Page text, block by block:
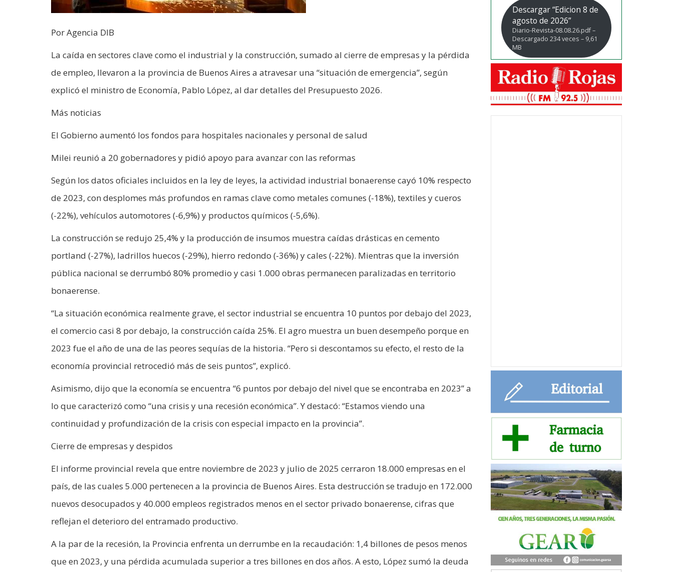
Por Agencia DIB
La caída en sectores clave como el industrial y la construcción, sumado al cierre de empresas y la pérdida
de empleo, llevaron a la provincia de Buenos Aires a atravesar una “situación de emergencia”, según
explicó el ministro de Economía, Pablo López, al dar detalles del Presupuesto 2026.
Más noticias
El Gobierno aumentó los fondos para hospitales nacionales y personal de salud
Milei reunió a 20 gobernadores y pidió apoyo para avanzar con las reformas
Según los datos oficiales incluidos en la ley de leyes, la actividad industrial bonaerense cayó 10% respecto
de 2023, con desplomes más profundos en ramas clave como metales comunes (-18%), textiles y cueros
(-22%), vehículos automotores (-6,9%) y productos químicos (-5,6%).
La construcción se redujo 25,4% y la producción de insumos muestra caídas drásticas en cemento
portland (-27%), ladrillos huecos (-29%), hierro redondo (-36%) y cales (-22%). Mientras que la inversión
pública nacional se derrumbó 80% promedio y casi 1.000 obras permanecen paralizadas en territorio
bonaerense.
“La situación económica realmente grave, el sector industrial se encuentra 10 puntos por debajo del 2023,
el comercio casi 8 por debajo, la construcción caída 25%. El agro muestra un buen desempeño porque en
2023 fue el año de una de las peores sequías de la historia. “Pero si descontamos su efecto, el resto de la
economía provincial retrocedió más de seis puntos”, explicó.
Asimismo, dijo que la economía se encuentra “6 puntos por debajo del nivel que se encontraba en 2023” a
lo que caracterizó como “una crisis y una recesión económica”. Y destacó: “Estamos viendo una
continuidad y profundización de la crisis con especial impacto en la provincia”.
Cierre de empresas y despidos
El informe provincial revela que entre noviembre de 2023 y julio de 2025 cerraron 18.000 empresas en el
país, de las cuales 5.000 pertenecen a la provincia de Buenos Aires. Esta destrucción se tradujo en 172.000
nuevos desocupados y 40.000 empleos registrados menos en el sector privado bonaerense, cifras que
reflejan el deterioro del entramado productivo.
A la par de la recesión, la Provincia enfrenta un derrumbe en la recaudación: 1,4 billones de pesos menos
que en 2023, y una pérdida acumulada superior a tres billones en dos años. A esto, López sumó la deuda
Descargar “Edicion 8 de
agosto de 2026”
Diario-Revista-08.08.26.pdf –
Descargado 234 veces – 9,61
MB